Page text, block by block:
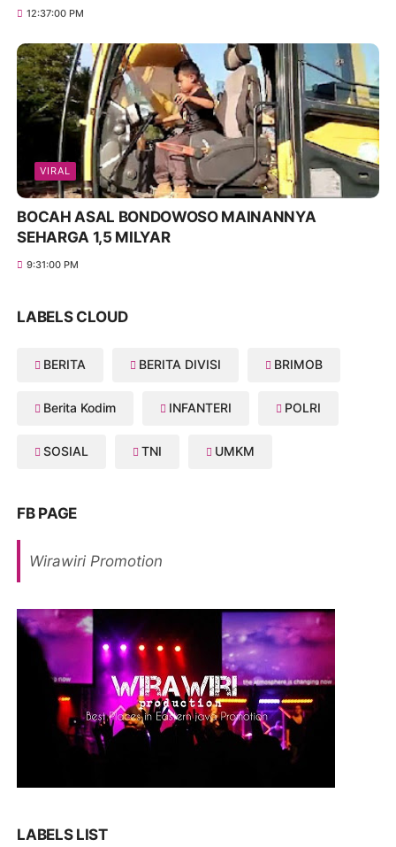
12:37:00 PM
VIRAL
BOCAH ASAL BONDOWOSO MAINANNYA
SEHARGA 1,5 MILYAR
9:31:00 PM
LABELS CLOUD
BERITA BERITA DIVISI BRIMOB
Berita Kodim INFANTERI POLRI
SOSIAL TNI UMKM
FB PAGE
Wirawiri Promotion
LABELS LIST